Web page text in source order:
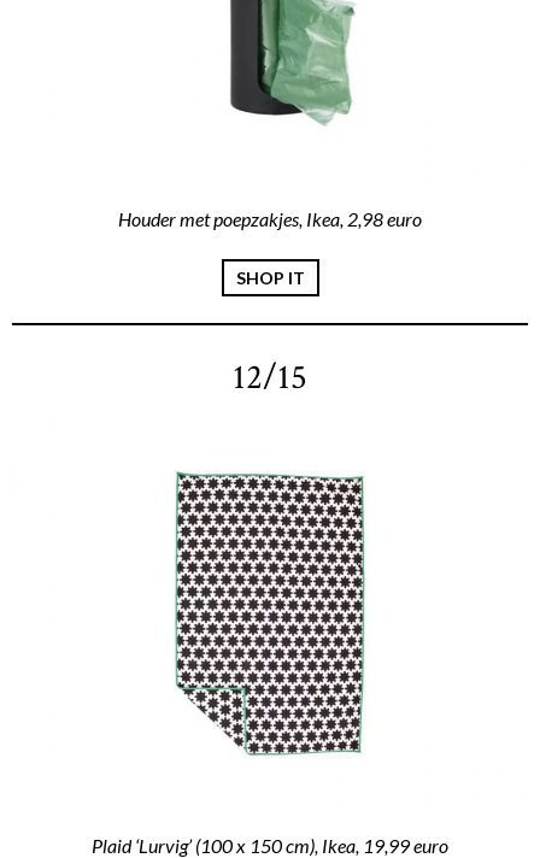
Houder met poepzakjes, Ikea, 2,98 euro
SHOP IT
12/15
Plaid ‘Lurvig’ (100 x 150 cm), Ikea, 19,99 euro